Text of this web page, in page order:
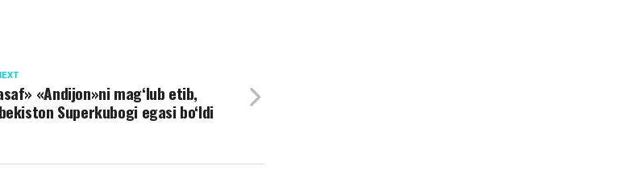
«Andijon»ni mag‘lub etib,
Superkubogi egasi bo‘ldi